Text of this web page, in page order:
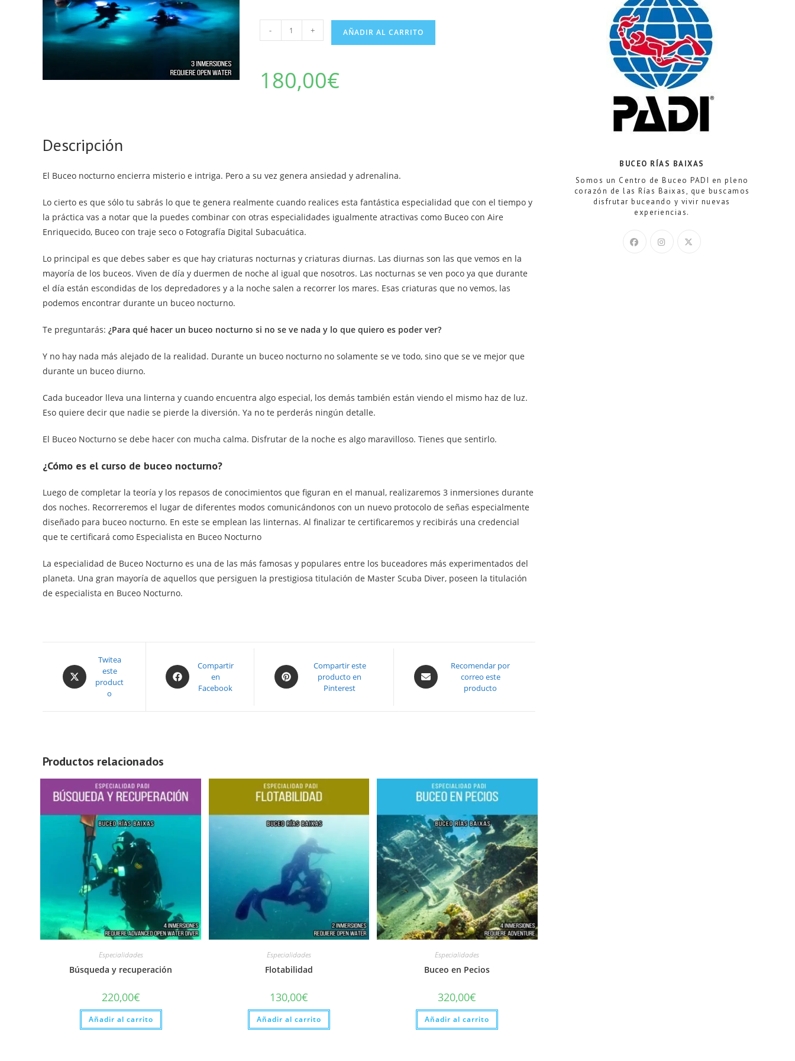
nocturno
- + AÑADIR AL CARRITO
180,00€
Descripción
El Buceo nocturno encierra misterio e intriga. Pero a su vez genera ansiedad y adrenalina.
Lo cierto es que sólo tu sabrás lo que te genera realmente cuando realices esta fantástica especialidad que con el tiempo y
la práctica vas a notar que la puedes combinar con otras especialidades igualmente atractivas como Buceo con Aire
Enriquecido, Buceo con traje seco o Fotografía Digital Subacuática.
Lo principal es que debes saber es que hay criaturas nocturnas y criaturas diurnas. Las diurnas son las que vemos en la
mayoría de los buceos. Viven de día y duermen de noche al igual que nosotros. Las nocturnas se ven poco ya que durante
el día están escondidas de los depredadores y a la noche salen a recorrer los mares. Esas criaturas que no vemos, las
podemos encontrar durante un buceo nocturno.
Te preguntarás: ¿Para qué hacer un buceo nocturno si no se ve nada y lo que quiero es poder ver?
Y no hay nada más alejado de la realidad. Durante un buceo nocturno no solamente se ve todo, sino que se ve mejor que
durante un buceo diurno.
Cada buceador lleva una linterna y cuando encuentra algo especial, los demás también están viendo el mismo haz de luz.
Eso quiere decir que nadie se pierde la diversión. Ya no te perderás ningún detalle.
El Buceo Nocturno se debe hacer con mucha calma. Disfrutar de la noche es algo maravilloso. Tienes que sentirlo.
¿Cómo es el curso de buceo nocturno?
Luego de completar la teoría y los repasos de conocimientos que figuran en el manual, realizaremos 3 inmersiones durante
dos noches. Recorreremos el lugar de diferentes modos comunicándonos con un nuevo protocolo de señas especialmente
diseñado para buceo nocturno. En este se emplean las linternas. Al finalizar te certificaremos y recibirás una credencial
que te certificará como Especialista en Buceo Nocturno
La especialidad de Buceo Nocturno es una de las más famosas y populares entre los buceadores más experimentados del
planeta. Una gran mayoría de aquellos que persiguen la prestigiosa titulación de Master Scuba Diver, poseen la titulación
de especialista en Buceo Nocturno.
in
a
Twitea
este
product
o
Opens
in
Compartir
en
Facebook
Opens
in
Compartir este
producto en
Pinterest
Opens
in
Recomendar por
correo este
producto
Productos relacionados
Especialidades
Búsqueda y recuperación
220,00€
Añadir al carrito
Especialidades
Flotabilidad
130,00€
Añadir al carrito
Especialidades
Buceo en Pecios
320,00€
Añadir al carrito
BUCEO RÍAS BAIXAS
Somos un Centro de Buceo PADI en pleno
corazón de las Rías Baixas, que buscamos
disfrutar buceando y vivir nuevas
experiencias.